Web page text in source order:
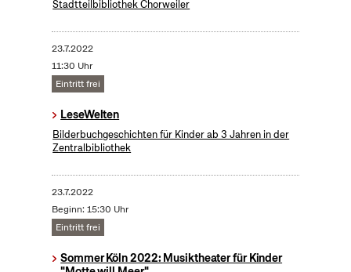
Stadtteilbibliothek Chorweiler
23.7.2022
11:30 Uhr
Eintritt frei
LeseWelten
Bilderbuchgeschichten für Kinder ab 3 Jahren in der
Zentralbibliothek
23.7.2022
Beginn: 15:30 Uhr
Eintritt frei
Sommer Köln 2022: Musiktheater für Kinder